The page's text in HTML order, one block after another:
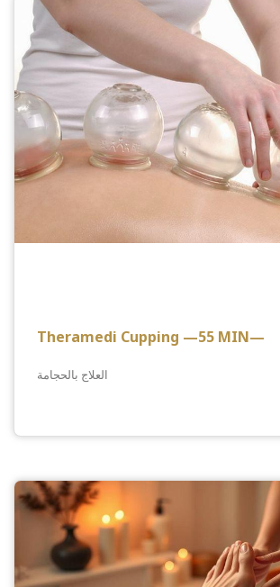
Theramedi Cupping —55 MIN—
العلاج بالحجامة